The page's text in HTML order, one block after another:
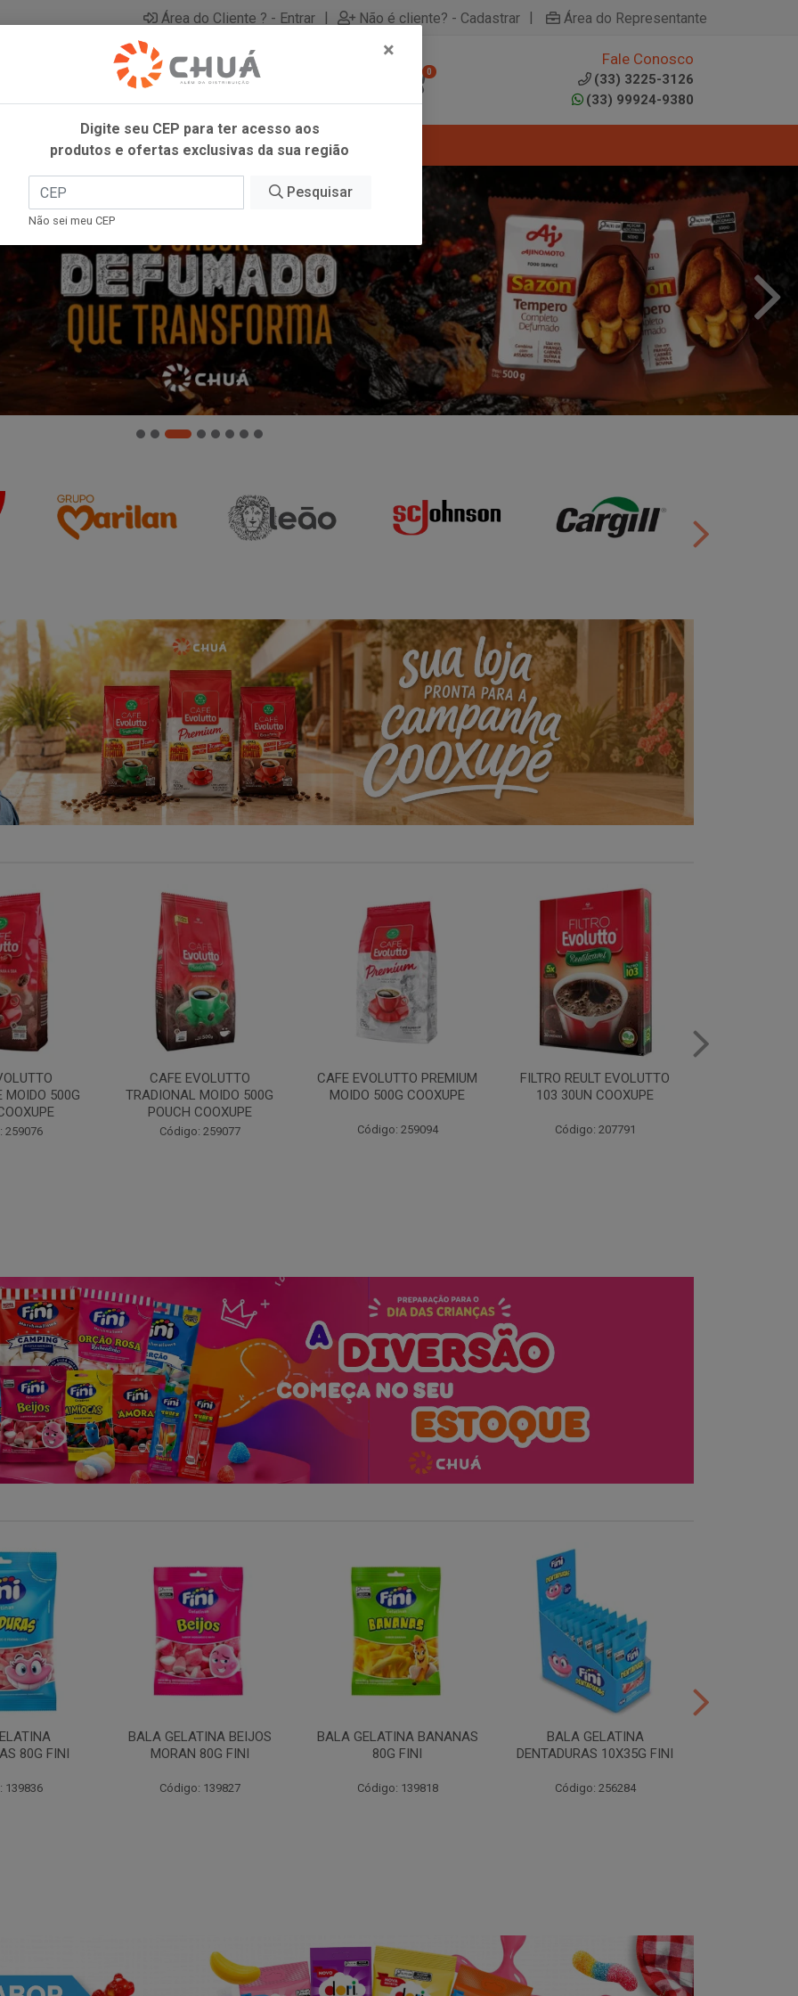
Área do Cliente ? - Entrar | Não é cliente? - Cadastrar | Área do Representante
0
Fale Conosco
(33) 3225-3126
(33) 99924-9380
500G
259077
CAFE EVOLUTTO PREMIUM
MOIDO 500G COOXUPE
Código: 259094
FILTRO REULT EVOLUTTO
103 30UN COOXUPE
Código: 207791
FILTRO PAPEL EVOLUTTO
102 30UN COOXUPE
Código: 259097
80G FINI
139836
BALA GELATINA BEIJOS
MORAN 80G FINI
Código: 139827
BALA GELATINA BANANAS
80G FINI
Código: 139818
BALA GELATINA
DENTADURAS 10X35G FINI
Código: 256284
×
Digite seu CEP para ter acesso aos
produtos e ofertas exclusivas da sua região
Pesquisar
Não sei meu CEP